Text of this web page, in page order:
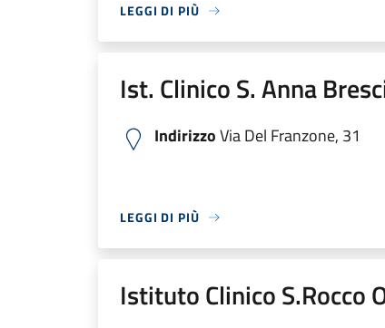
LEGGI DI PIÙ
Ist. Clinico S. Anna
IndirizzoVia Del Franzone, 31
LEGGI DI PIÙ
Istituto Clinico S.Rocco